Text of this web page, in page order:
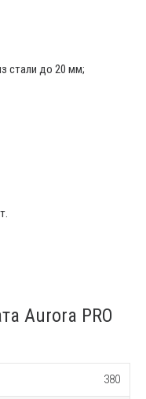
стали до 20 мм;
Aurora PRO
380